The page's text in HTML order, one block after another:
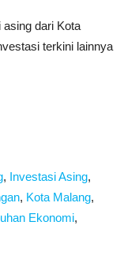
dari Kota
terkini lainnya
, Investasi Asing,
, Kota Malang,
Ekonomi,